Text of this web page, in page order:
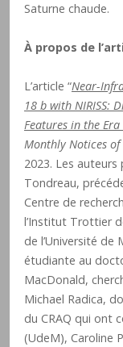
Saturne chaude.
À propos de
L’article “Near-
18 b with NIRISS:
Features in the Era
Monthly Notices
2023. Les
Tondreau,
Centre de
l’Institut Trottier
de l’Université
étudiante au
MacDonald,
Michael Radica,
du CRAQ qui ont
(UdeM), Caroline